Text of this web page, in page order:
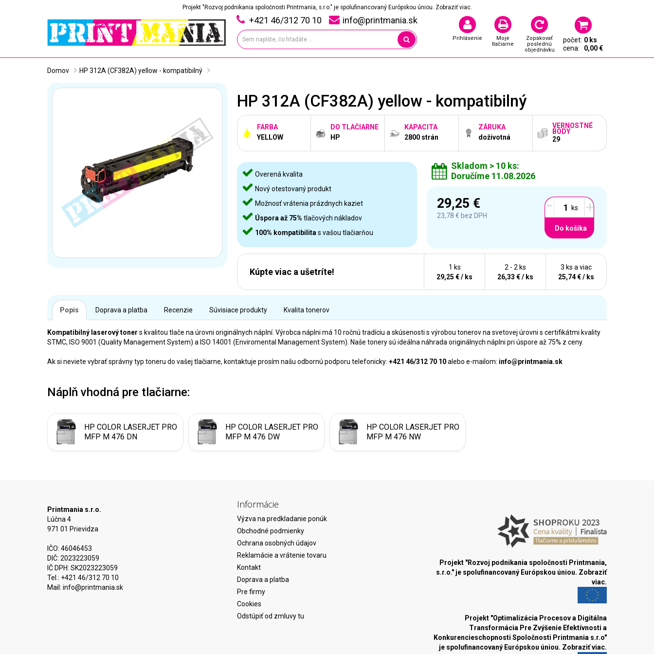
Projekt "Rozvoj podnikania spoločnosti Printmania, s.r.o." je spolufinancovaný Európskou úniou. Zobraziť viac.
+421 46/312 70 10 info@printmania.sk
Prihlásenie
Moje
tlačiarne
Zopakovať
poslednú
objednávku
počet: 0 ks
cena:
0,00 €
Domov HP 312A (CF382A) yellow - kompatibilný
HP 312A (CF382A) yellow - kompatibilný
FARBA
YELLOW
DO TLAČIARNE
HP
KAPACITA
2800 strán
ZÁRUKA
doživotná
VERNOSTNÉ
BODY
29
Overená kvalita
Nový otestovaný produkt
Možnosť vrátenia prázdnych kaziet
Úspora až 75% tlačových nákladov
100% kompatibilita s vašou tlačiarňou
Skladom > 10 ks:
Doručíme 11.08.2026
29,25 €
23,78 € bez DPH - +
Do košíka
Kúpte viac a ušetríte!
3 ks a viac
25,74 € / ks
2 - 2 ks
26,33 € / ks
1 ks
29,25 € / ks
Popis Doprava a platba Recenzie Súvisiace produkty Kvalita tonerov
Kompatibilný laserový toner s kvalitou tlače na úrovni originálnych náplní. Výrobca náplni má 10 ročnú tradíciu a skúsenosti s výrobou tonerov na svetovej úrovni s certifikátmi kvality
STMC, ISO 9001 (Quality Management System) a ISO 14001 (Enviromental Management System). Naše tonery sú ideálna náhrada originálnych náplni pri úspore až 75% z ceny.
Ak si neviete vybrať správny typ toneru do vašej tlačiarne, kontaktuje prosím našu odbornú podporu telefonicky: +421 46/312 70 10alebo e-mailom: info@printmania.sk
Náplň vhodná pre tlačiarne:
HP COLOR LASERJET PRO
MFP M 476 DN
HP COLOR LASERJET PRO
MFP M 476 DW
HP COLOR LASERJET PRO
MFP M 476 NW
Printmania s.r.o.
Lúčna 4
971 01 Prievidza
IČO: 46046453
DIČ: 2023223059
IČ DPH: SK2023223059
Tel.: +421 46/312 70 10
Mail: info@printmania.sk
Informácie
Výzva na predkladanie ponúk
Obchodné podmienky
Ochrana osobných údajov
Reklamácie a vrátenie tovaru
Kontakt
Doprava a platba
Pre firmy
Cookies
Odstúpiť od zmluvy tu
Projekt "Rozvoj podnikania spoločnosti Printmania,
s.r.o." je spolufinancovaný Európskou úniou. Zobraziť
viac.
Projekt "Optimalizácia Procesov a Digitálna
Transformácia Pre Zvýšenie Efektívnosti a
Konkurencieschopnosti Spoločnosti Printmania s.r.o"
je spolufinancovaný Európskou úniou. Zobraziť viac.